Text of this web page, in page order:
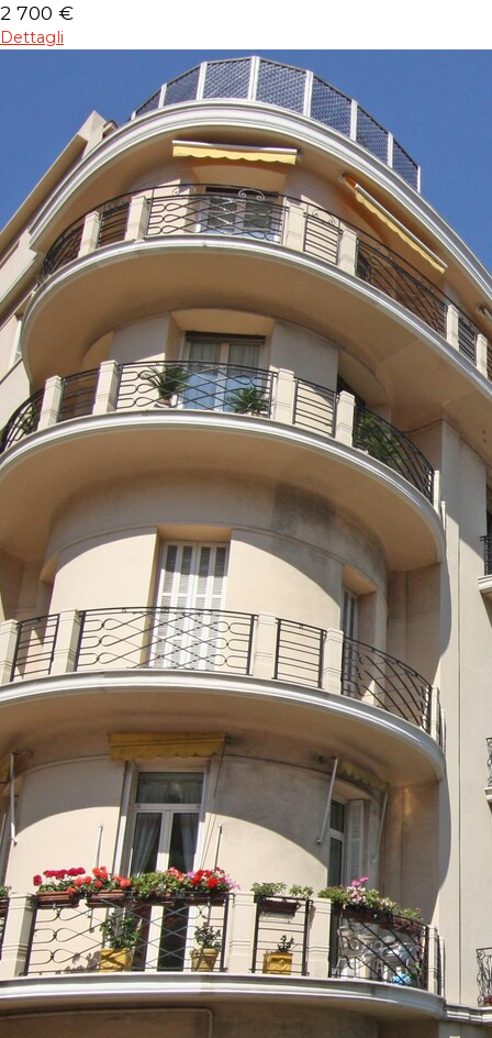
2 700 €
Dettagli